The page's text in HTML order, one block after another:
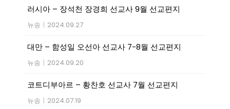
러시아 – 장석천 장경희 선교사 9월 선교편지
뉴송 | 2024.09.27
대만 – 함성일 오선아 선교사 7-8월 선교편지
뉴송 | 2024.09.20
코트디부아르 – 황찬호 선교사 7월 선교편지
뉴송 | 2024.07.19